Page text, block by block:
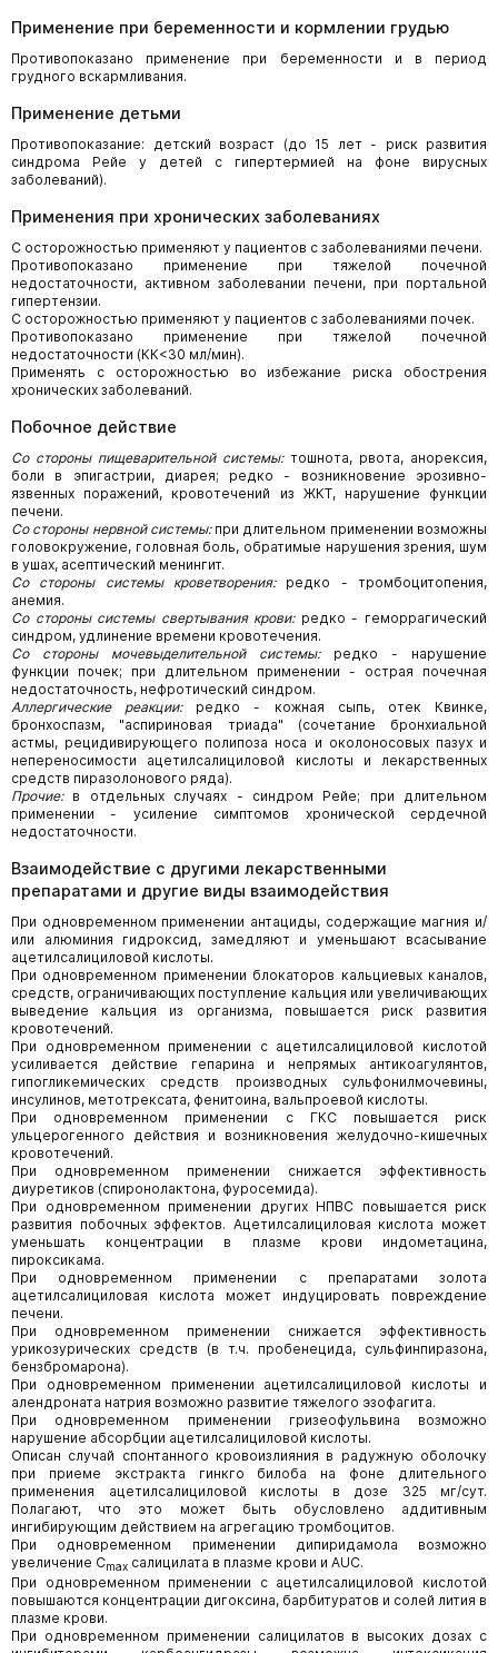
Применение при беременности и кормлении грудью
Противопоказано применение при беременности и в период
грудного вскармливания.
Применение детьми
Противопоказание: детский возраст (до 15 лет - риск развития
синдрома Рейе у детей с гипертермией на фоне вирусных
заболеваний).
Применения при хронических заболеваниях
С осторожностью применяют у пациентов с заболеваниями печени.
Противопоказано применение при тяжелой почечной
недостаточности, активном заболевании печени, при портальной
гипертензии.
С осторожностью применяют у пациентов с заболеваниями почек.
Противопоказано применение при тяжелой почечной
недостаточности (КК<30 мл/мин).
Применять с осторожностью во избежание риска обострения
хронических заболеваний.
Побочное действие
Со стороны пищеварительной системы:тошнота, рвота, анорексия,
боли в эпигастрии, диарея; редко - возникновение эрозивно-
язвенных поражений, кровотечений из ЖКТ, нарушение функции
печени.
Со стороны нервной системы:при длительном применении возможны
головокружение, головная боль, обратимые нарушения зрения, шум
в ушах, асептический менингит.
Со стороны системы кроветворения:редко - тромбоцитопения,
анемия.
Со стороны системы свертывания крови:редко - геморрагический
синдром, удлинение времени кровотечения.
Со стороны мочевыделительной системы:редко - нарушение
функции почек; при длительном применении - острая почечная
недостаточность, нефротический синдром.
Аллергические реакции:редко - кожная сыпь, отек Квинке,
бронхоспазм, "аспириновая триада" (сочетание бронхиальной
астмы, рецидивирующего полипоза носа и околоносовых пазух и
непереносимости ацетилсалициловой кислоты и лекарственных
средств пиразолонового ряда).
Прочие:в отдельных случаях - синдром Рейе; при длительном
применении - усиление симптомов хронической сердечной
недостаточности.
Взаимодействие с другими лекарственными
препаратами и другие виды взаимодействия
При одновременном применении антациды, содержащие магния и/
или алюминия гидроксид, замедляют и уменьшают всасывание
ацетилсалициловой кислоты.
При одновременном применении блокаторов кальциевых каналов,
средств, ограничивающих поступление кальция или увеличивающих
выведение кальция из организма, повышается риск развития
кровотечений.
При одновременном применении с ацетилсалициловой кислотой
усиливается действие гепарина и непрямых антикоагулянтов,
гипогликемических средств производных сульфонилмочевины,
инсулинов, метотрексата, фенитоина, вальпроевой кислоты.
При одновременном применении с ГКС повышается риск
ульцерогенного действия и возникновения желудочно-кишечных
кровотечений.
При одновременном применении снижается эффективность
диуретиков (спиронолактона, фуросемида).
При одновременном применении других НПВС повышается риск
развития побочных эффектов. Ацетилсалициловая кислота может
уменьшать концентрации в плазме крови индометацина,
пироксикама.
При одновременном применении с препаратами золота
ацетилсалициловая кислота может индуцировать повреждение
печени.
При одновременном применении снижается эффективность
урикозурических средств (в т.ч. пробенецида, сульфинпиразона,
бензбромарона).
При одновременном применении ацетилсалициловой кислоты и
алендроната натрия возможно развитие тяжелого эзофагита.
При одновременном применении гризеофульвина возможно
нарушение абсорбции ацетилсалициловой кислоты.
Описан случай спонтанного кровоизлияния в радужную оболочку
при приеме экстракта гинкго билоба на фоне длительного
применения ацетилсалициловой кислоты в дозе 325 мг/сут.
Полагают, что это может быть обусловлено аддитивным
ингибирующим действием на агрегацию тромбоцитов.
При одновременном применении дипиридамола возможно
увеличение Сmax салицилата в плазме крови и AUC.
При одновременном применении с ацетилсалициловой кислотой
повышаются концентрации дигоксина, барбитуратов и солей лития в
плазме крови.
При одновременном применении салицилатов в высоких дозах с